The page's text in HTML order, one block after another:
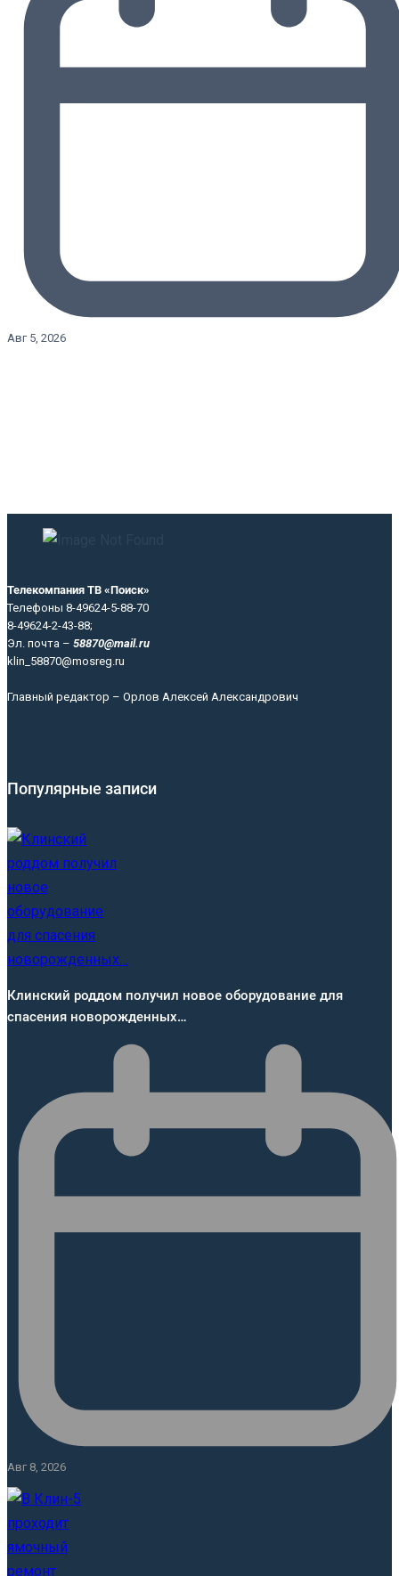
Авг 5, 2026
Телекомпания ТВ «Поиск»
Телефоны 8-49624-5-88-70
8-49624-2-43-88;
Эл. почта – 58870@mail.ru
klin_58870@mosreg.ru
Главный редактор – Орлов Алексей Александрович
Популярные записи
Клинский роддом получил новое оборудование для
спасения новорожденных…
Авг 8, 2026